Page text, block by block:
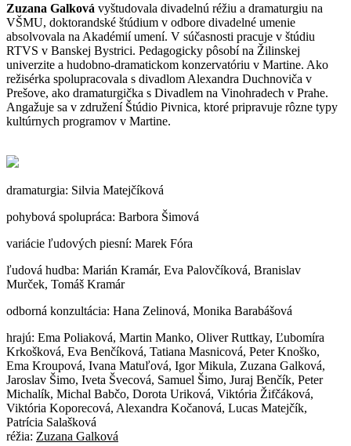
Zuzana Galková vyštudovala divadelnú réžiu a dramaturgiu na
VŠMU, doktorandské štúdium v odbore divadelné umenie
absolvovala na Akadémií umení. V súčasnosti pracuje v štúdiu
RTVS v Banskej Bystrici. Pedagogicky pôsobí na Žilinskej
univerzite a hudobno-dramatickom konzervatóriu v Martine. Ako
režisérka spolupracovala s divadlom Alexandra Duchnoviča v
Prešove, ako dramaturgička s Divadlem na Vinohradech v Prahe.
Angažuje sa v združení Štúdio Pivnica, ktoré pripravuje rôzne typy
kultúrnych programov v Martine.
dramaturgia: Silvia Matejčíková
pohybová spolupráca: Barbora Šimová
variácie ľudových piesní: Marek Fóra
ľudová hudba: Marián Kramár, Eva Palovčíková, Branislav
Murček, Tomáš Kramár
odborná konzultácia: Hana Zelinová, Monika Barabášová
hrajú: Ema Poliaková, Martin Manko, Oliver Ruttkay, Ľubomíra
Krkošková, Eva Benčíková, Tatiana Masnicová, Peter Knoško,
Ema Kroupová, Ivana Matuľová, Igor Mikula, Zuzana Galková,
Jaroslav Šimo, Iveta Švecová, Samuel Šimo, Juraj Benčík, Peter
Michalík, Michal Babčo, Dorota Uriková, Viktória Žifčáková,
Viktória Koporecová, Alexandra Kočanová, Lucas Matejčík,
Patrícia Salašková
réžia: Zuzana Galková